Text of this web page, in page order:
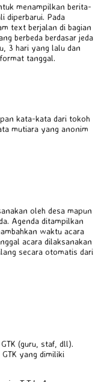
menampilkan berita-
diperbarui. Pada
text berjalan di bagian
berbeda berdasar jeda
3 hari yang lalu dan
tanggal.
kata-kata dari tokoh
mutiara yang anonim
oleh desa mapun
Agenda ditampilkan
waktu acara
acara dilaksanakan
secara otomatis dari
(guru, staf, dll).
yang dimiliki